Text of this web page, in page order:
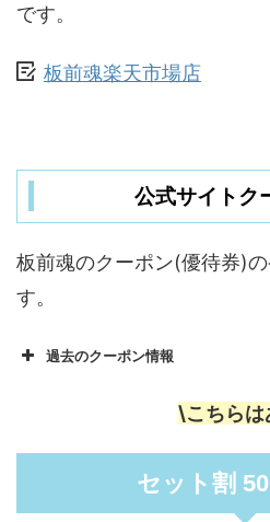
です。
板前魂楽天市場店
公式サイトク
板前魂のクーポン(優待券)
す。
過去のクーポン情報
板前魂おせ
クーポン（
\こちらは
セット割